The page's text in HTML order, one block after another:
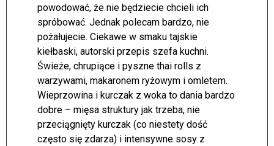
powodować, że nie będziecie chcieli ich
spróbować. Jednak polecam bardzo, nie
pożałujecie. Ciekawe w smaku tajskie
kiełbaski, autorski przepis szefa kuchni.
Świeże, chrupiące i pyszne thai rolls z
warzywami, makaronem ryżowym i omletem.
Wieprzowina i kurczak z woka to dania bardzo
dobre – mięsa struktury jak trzeba, nie
przeciągnięty kurczak (co niestety dość
często się zdarza) i intensywne sosy z